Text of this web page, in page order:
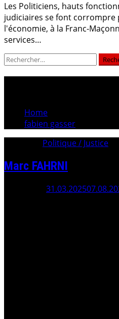
Les Politiciens, hauts
judiciaires se font corrompre
l'économie, à la Franc-
services…
Rechercher :
Home
fabien gasser
Politique / Justice
Marc FAHRNI
31.03.2025